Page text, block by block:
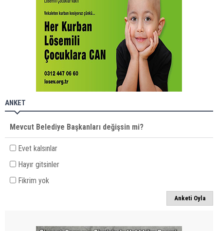
ANKET
Mevcut Belediye Başkanları değişsin mi?
Evet kalsınlar
Hayır gitsinler
Fikrim yok